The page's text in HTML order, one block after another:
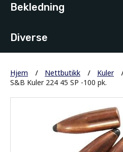
Bekledning
Diverse
Hjem Nettbutikk
Kuler
S&B Kuler 224 45 SP -100 pk.